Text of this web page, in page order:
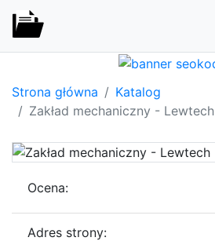
Strona główna
Katalog
Zakład mechaniczny - Lewtech
Ocena:
Adres strony: